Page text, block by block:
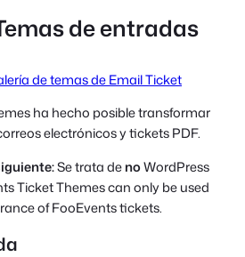
Italian
French
Polish
Czech
Greek
de entradas
de temas de Email Ticket
ha hecho posible transformar
electrónicos y tickets PDF.
Se trata denoWordPress
Ticket Themes can only be used
of FooEvents tickets.